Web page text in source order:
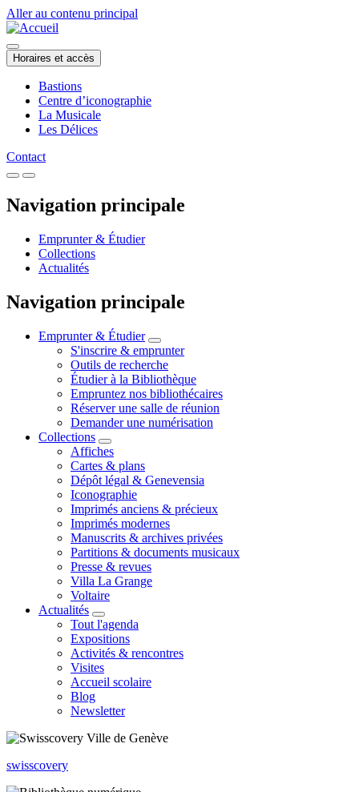
Aller au contenu principal
Horaires et accès
Bastions
Centre d’iconographie
La Musicale
Les Délices
Contact
Navigation principale
Emprunter & Étudier
Collections
Actualités
Navigation principale
Emprunter & Étudier
S'inscrire & emprunter
Outils de recherche
Étudier à la Bibliothèque
Empruntez nos bibliothécaires
Réserver une salle de réunion
Demander une numérisation
Collections
Affiches
Cartes & plans
Dépôt légal & Genevensia
Iconographie
Imprimés anciens & précieux
Imprimés modernes
Manuscrits & archives privées
Partitions & documents musicaux
Presse & revues
Villa La Grange
Voltaire
Actualités
Tout l'agenda
Expositions
Activités & rencontres
Visites
Accueil scolaire
Blog
Newsletter
swisscovery